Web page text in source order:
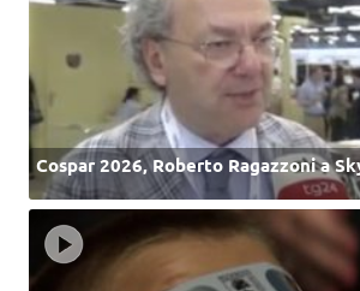
Cospar 2026, Roberto Ragazzoni a